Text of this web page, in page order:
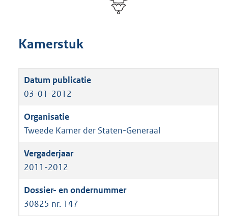
Kamerstuk
03-01-2012
Tweede Kamer der Staten-Generaal
2011-2012
30825 nr. 147